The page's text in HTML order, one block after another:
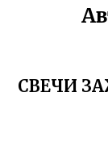
СВЕЧИ